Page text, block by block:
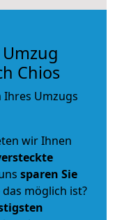
Chios
Ihres Umzugs
wir Ihnen
sparen Sie
das möglich ist?